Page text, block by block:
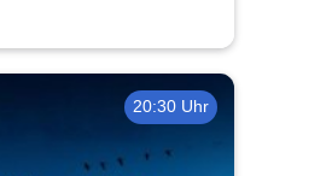
20:30 Uhr